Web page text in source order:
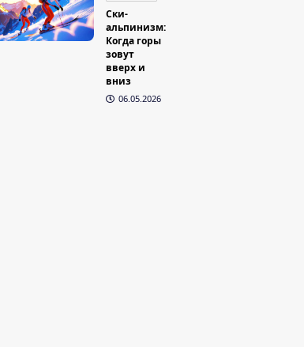
Ски-
альпинизм:
Когда горы
зовут
вверх и
вниз
06.05.2026